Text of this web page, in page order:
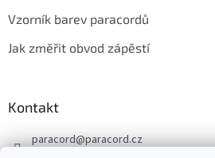
Vzorník barev paracordů
Jak změřit obvod zápěstí
Kontakt
paracord@paracord.cz